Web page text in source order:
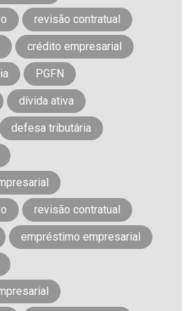
revisão contratual
crédito empresarial
PGFN
dívida ativa
defesa tributária
revisão contratual
empréstimo empresarial